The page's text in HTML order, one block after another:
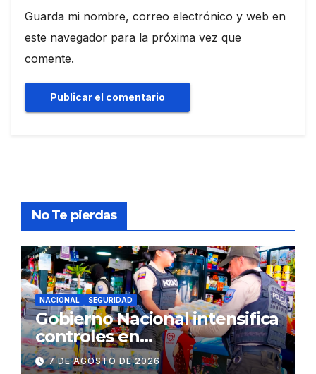
Guarda mi nombre, correo electrónico y web en
este navegador para la próxima vez que
comente.
No Te pierdas
NACIONAL SEGURIDAD
Gobierno Nacional intensifica
controles en
establecimientos y espacios
7 DE AGOSTO DE 2026